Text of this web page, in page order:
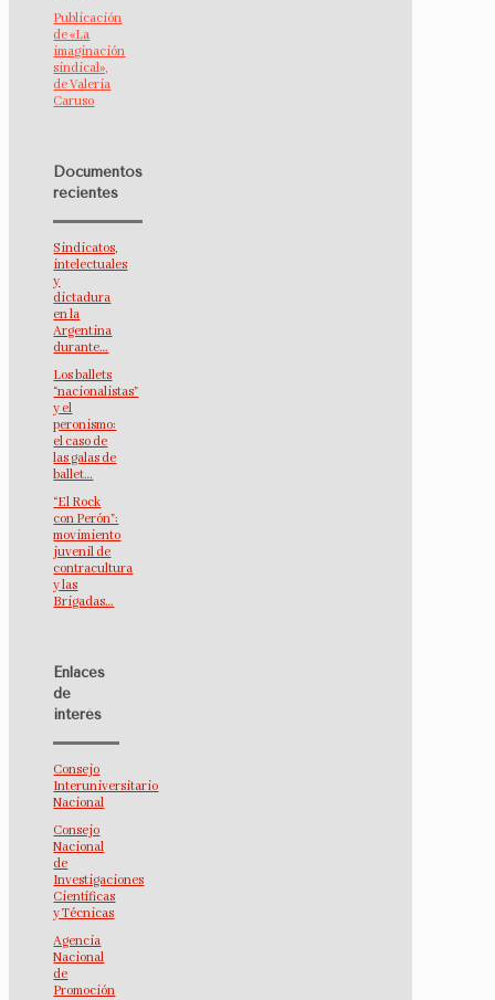
Publicación
de «La
imaginación
sindical»,
de Valeria
Caruso
Documentos
recientes
Sindicatos,
intelectuales
y
dictadura
en la
Argentina
durante…
Los ballets
“nacionalistas”
y el
peronismo:
el caso de
las galas de
ballet…
“El Rock
con Perón”:
movimiento
juvenil de
contracultura
y las
Brigadas…
Enlaces
de
interés
Consejo
Interuniversitario
Nacional
Consejo
Nacional
de
Investigaciones
Científicas
y Técnicas
Agencia
Nacional
de
Promoción